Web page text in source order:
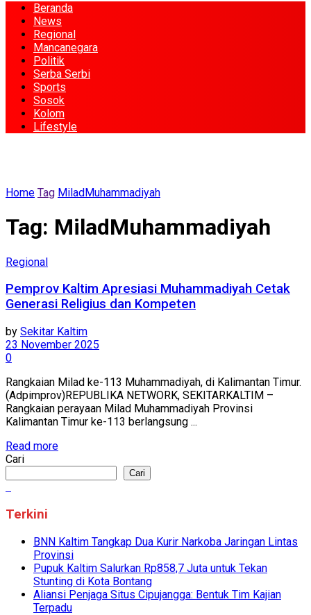
Beranda
News
Regional
Mancanegara
Politik
Serba Serbi
Sports
Sosok
Kolom
Lifestyle
Home Tag MiladMuhammadiyah
Tag: MiladMuhammadiyah
Regional
Pemprov Kaltim Apresiasi Muhammadiyah Cetak
Generasi Religius dan Kompeten
by Sekitar Kaltim
23 November 2025
0
Rangkaian Milad ke-113 Muhammadiyah, di Kalimantan Timur.
(Adpimprov)REPUBLIKA NETWORK, SEKITARKALTIM –
Rangkaian perayaan Milad Muhammadiyah Provinsi
Kalimantan Timur ke-113 berlangsung ...
Read more
Cari
Cari
Terkini
BNN Kaltim Tangkap Dua Kurir Narkoba Jaringan Lintas
Provinsi
Pupuk Kaltim Salurkan Rp858,7 Juta untuk Tekan
Stunting di Kota Bontang
Aliansi Penjaga Situs Cipujangga: Bentuk Tim Kajian
Terpadu